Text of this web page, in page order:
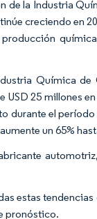
de la Industria
creciendo en
Química
USD 25 millones
durante el
un 65%
estas
pronóstico.